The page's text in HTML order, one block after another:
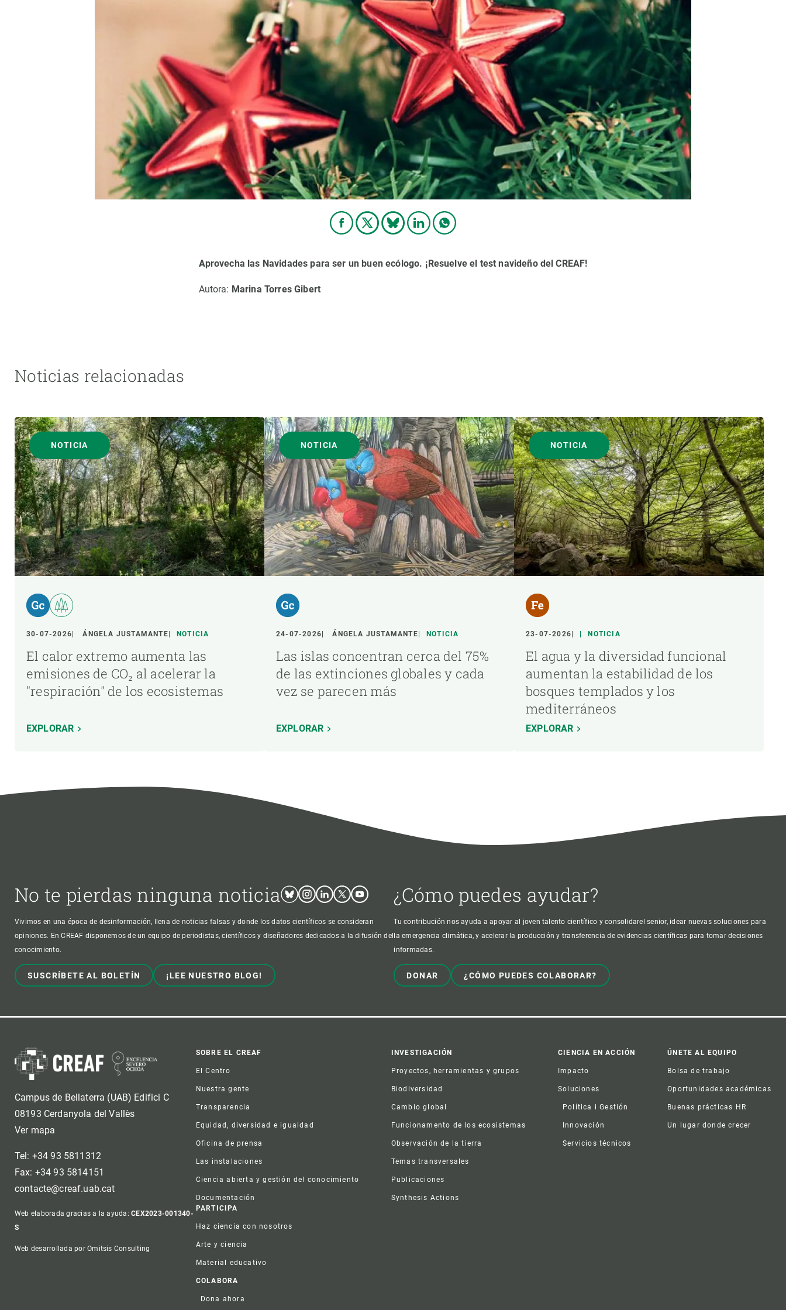
Aprovecha las Navidades para ser un buen ecólogo. ¡Resuelve el test navideño del CREAF!
Autora: Marina Torres Gibert
Noticias relacionadas
NOTICIA
30-07-2026 ÁNGELA JUSTAMANTE NOTICIA
El calor extremo aumenta las
emisiones de CO₂ al acelerar la
"respiración" de los ecosistemas
EXPLORAR
NOTICIA
24-07-2026 ÁNGELA JUSTAMANTE NOTICIA
Las islas concentran cerca del 75%
de las extinciones globales y cada
vez se parecen más
EXPLORAR
NOTICIA
23-07-2026 NOTICIA
El agua y la diversidad funcional
aumentan la estabilidad de los
bosques templados y los
mediterráneos
EXPLORAR
No te pierdas ninguna noticiaBlueskyInstagram
LinkedinTwitterYoutube
Vivimos en una época de desinformación, llena de noticias falsas y donde los datos científicos se consideran
opiniones. En CREAF disponemos de un equipo de periodistas, científicos y diseñadores dedicados a la difusión del
conocimiento.
SUSCRÍBETE AL BOLETÍN ¡LEE NUESTRO BLOG!
¿Cómo puedes ayudar?
Tu contribución nos ayuda a apoyar al joven talento científico y consolidarel senior, idear nuevas soluciones para
la emergencia climática, y acelerar la producción y transferencia de evidencias científicas para tomar decisiones
informadas.
DONAR ¿CÓMO PUEDES COLABORAR?
Campus de Bellaterra (UAB) Edifici C
08193 Cerdanyola del Vallès
Ver mapa
Tel: +34 93 5811312
Fax: +34 93 5814151
contacte@creaf.uab.cat
Web elaborada gracias a la ayuda:CEX2023-001340-
S
Web desarrollada por Omitsis Consulting
Footer
SOBRE EL CREAF
El Centro
Nuestra gente
Transparencia
Equidad, diversidad e igualdad
Oficina de prensa
Las instalaciones
Ciencia abierta y gestión del conocimiento
Documentación
INVESTIGACIÓN
Proyectos, herramientas y grupos
Biodiversidad
Cambio global
Funcionamento de los ecosistemas
Observación de la tierra
Temas transversales
Publicaciones
Synthesis Actions
CIENCIA EN ACCIÓN
Impacto
Soluciones
Política i Gestión
Innovación
Servicios técnicos
ÚNETE AL EQUIPO
Bolsa de trabajo
Oportunidades académicas
Buenas prácticas HR
Un lugar donde crecer
PARTICIPA
Haz ciencia con nosotros
Arte y ciencia
Material educativo
COLABORA
Dona ahora
Ciencia abierta y gestión del conocimiento
Observación de la Tierra
Temas transversales
Publicaciones
Synthesis Actions
Servicios técnicos Pide tu beca ERC
Programa de másteres y doctorado
Visitante o sabático
Un lugar donde crecer
Desarrollo de carrera
Seminarios y actividades internas
Te ofrecemos formación